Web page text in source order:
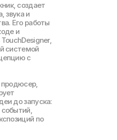
создает
звука и
Его работы
и
системой
с
до запуска:
по